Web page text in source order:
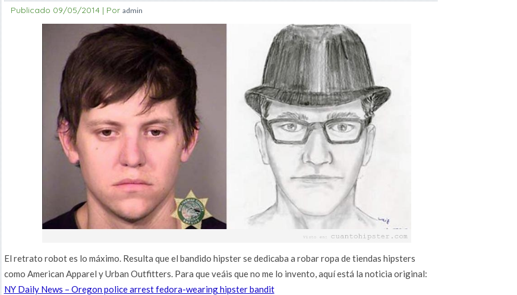
Publicado 09/05/2014| Por admin
El retrato robot es lo máximo. Resulta que el bandido hipster se dedicaba a robar ropa de tiendas hipsters
como American Apparel y Urban Outfitters. Para que veáis que no me lo invento, aquí está la noticia original:
NY Daily News – Oregon police arrest fedora-wearing hipster bandit